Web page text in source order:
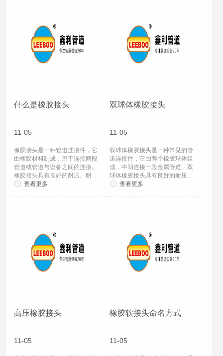
什么是橡胶接头
11-05
橡胶接头是一种管道连接件，它
由橡胶材料制成，用于连接两段
管道或管道与设备之间的连接。
橡胶接头具有良好的耐压、耐
磨、耐腐蚀、耐...
查看更多
双球体橡胶接头
11-05
双球体橡胶接头是一种常见的管
道连接件，它由两个橡胶球体组
成，中间连接一段金属管道。双
球体橡胶接头具有良好的耐压、
耐磨、耐腐蚀...
查看更多
高压橡胶接头
11-05
橡胶软接头命名方式
11-05